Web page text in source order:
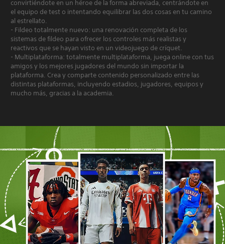
convirtiéndote en un héroe de la forma abreviada, centrándote en
el equipo de test o intentando equilibrar las dos cosas en tu camino
al estrellato.
- Fildeo totalmente nuevo: una renovación completa de los
sistemas de fildeo para ofrecer los controles más realistas y
reactivos que se hayan visto en un videojuego de críquet.
- Multiplataforma: totalmente multiplataforma, juega online con tus
amigos y los mejores jugadores del mundo sin importar la
plataforma. Crea y comparte contenido personalizado entre las
distintas plataformas, incluyendo estadios, jugadores, equipos y
mucho más, gracias a la academia.